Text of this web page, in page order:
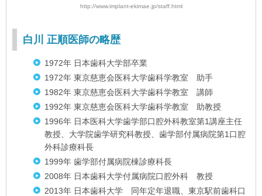
http://www.implant-ekimae.jp/staff.html
白川 正順医師の略歴
1972年 日本歯科大学部卒業
1972年 東京慈恵会医科大学歯科学教室 助手
1982年 東京慈恵会医科大学歯科学教室 講師
1992年 東京慈恵会医科大学歯科学教室 助教授
1996年 日本医科大学歯学部口腔外科教室第1講座主任
教授、大学院歯学研究科教授、歯学部付属病院第1口腔
外科診療科長
1999年 歯学部付属病院棟診療科長
2008年 日本歯科大学付属病院口腔外科 教授
2013年 日本歯科大学 同年定年退職、東京駅前歯科口